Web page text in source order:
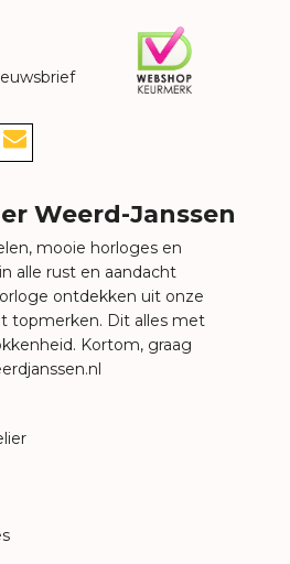
Weerd-Janssen
mooie horloges en
alle rust en aandacht
ontdekken uit onze
topmerken. Dit alles met
Kortom, graag